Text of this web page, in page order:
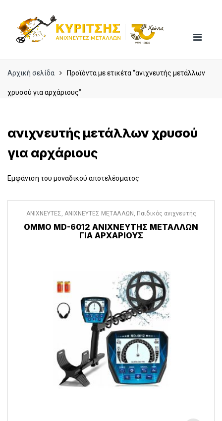
navigation
content
Αρχική σελίδα Προϊόντα με ετικέτα “ανιχνευτής μετάλλων
χρυσού για αρχάριους”
ανιχνευτής μετάλλων χρυσού
για αρχάριους
Εμφάνιση του μοναδικού αποτελέσματος
ΑΝΙΧΝΕΥΤΕΣ, ΑΝΙΧΝΕΥΤΕΣ ΜΕΤΑΛΛΩΝ , Παιδικός ανιχνευτής
OMMO MD-6012 ΑΝΙΧΝΕΥΤΉΣ ΜΕΤΆΛΛΩΝ
ΓΙΑ ΑΡΧΆΡΙΟΥΣ